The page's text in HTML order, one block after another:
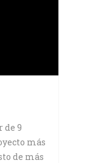
de 9
más
de más